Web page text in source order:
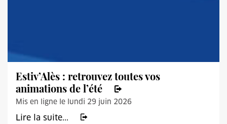
Estiv’Alès : retrouvez toutes vos
animations de l’été
Mis en ligne le lundi 29 juin 2026
Lire la suite...